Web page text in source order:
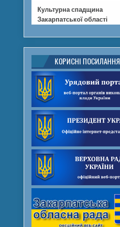
Культурна спадщина
Закарпатської області
КОРИСНІ ПОСИЛАННЯ